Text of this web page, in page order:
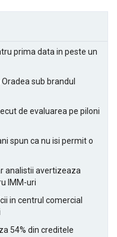
prima data in peste un
sub brandul
de evaluarea pe piloni
spun ca nu isi permit o
analistii avertizeaza
IMM-uri
in centrul comercial
54% din creditele